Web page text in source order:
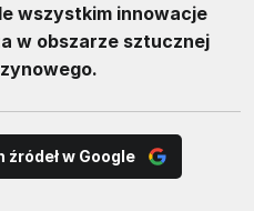
wszystkim innowacje
w obszarze sztucznej
w Google